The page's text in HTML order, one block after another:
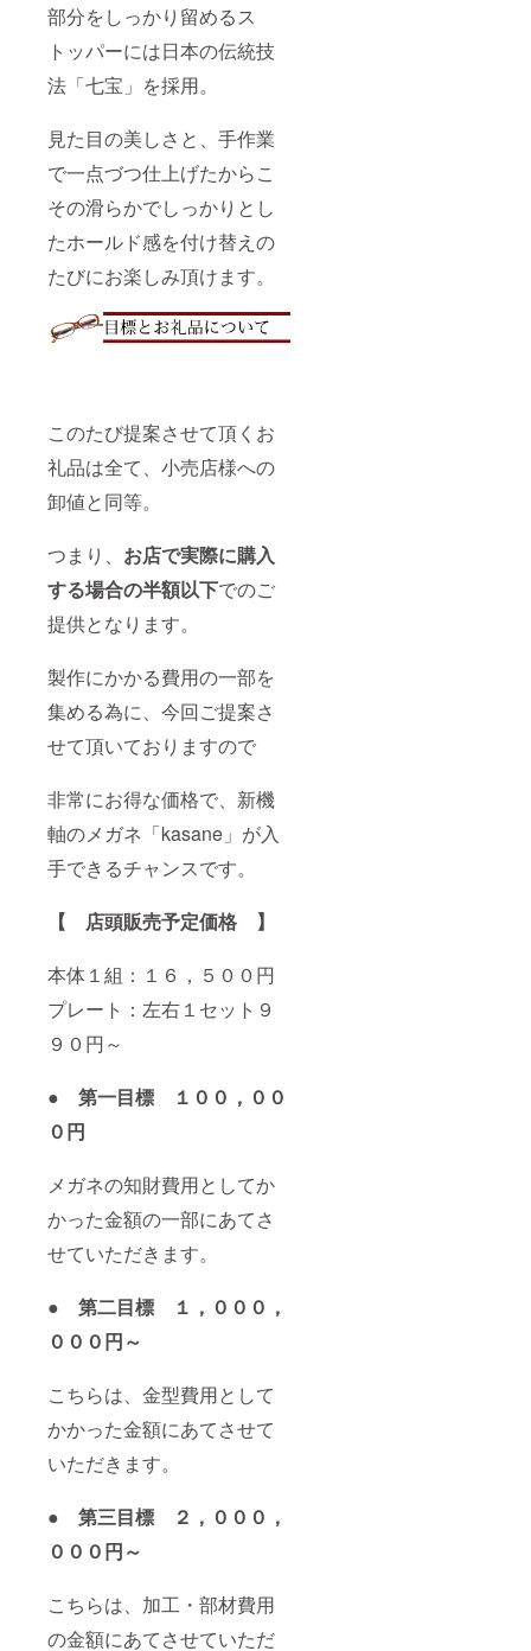
部分をしっかり留めるス
トッパーには日本の伝統技
法「七宝」を採用。
見た目の美しさと、手作業
で一点づつ仕上げたからこ
その滑らかでしっかりとし
たホールド感を付け替えの
たびにお楽しみ頂けます。
このたび提案させて頂くお
礼品は全て、小売店様への
卸値と同等。
つまり、 お店で実際に購入
する場合の半額以下でのご
提供となります。
製作にかかる費用の一部を
集める為に、今回ご提案さ
せて頂いておりますので
非常にお得な価格で、新機
軸のメガネ「kasane」が入
手できるチャンスです。
【 店頭販売予定価格 】
本体１組：１６，５００円
プレート：左右１セット９
９０円～
● 第一目標 １００，００
０円
メガネの知財費用としてか
かった金額の一部にあてさ
せていただきます。
● 第二目標 １，０００，
０００円～
こちらは、金型費用として
かかった金額にあてさせて
いただきます。
● 第三目標 ２，０００，
０００円～
こちらは、加工・部材費用
の金額にあてさせていただ